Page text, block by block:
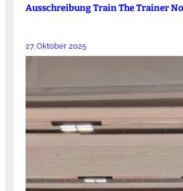
Ausschreibung Train The Trainer
27. Oktober 2025